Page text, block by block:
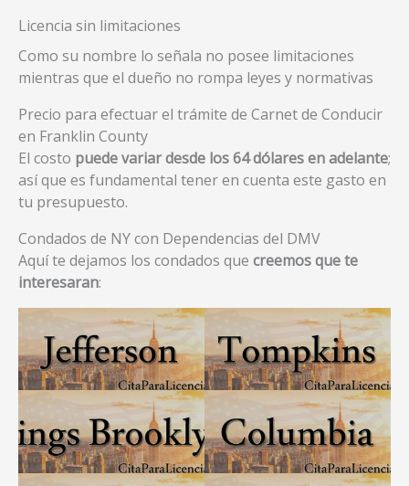
Licencia sin limitaciones
Como su nombre lo señala no posee limitaciones
mientras que el dueño no rompa leyes y normativas
Precio para efectuar el trámite de Carnet de Conducir
en Franklin County
El costo puede variar desde los 64 dólares en adelante;
así que es fundamental tener en cuenta este gasto en
tu presupuesto.
Condados de NY con Dependencias del DMV
Aquí te dejamos los condados que creemos que te
interesaran: